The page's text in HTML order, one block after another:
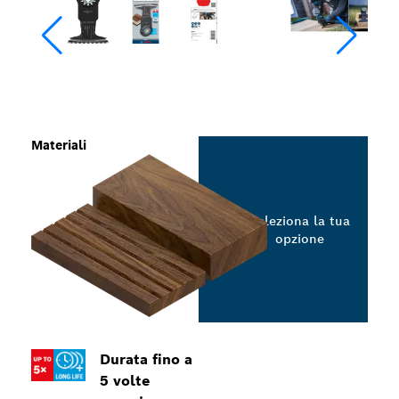
Durata fino a
5 volte
Materiali
Seleziona la tua
opzione